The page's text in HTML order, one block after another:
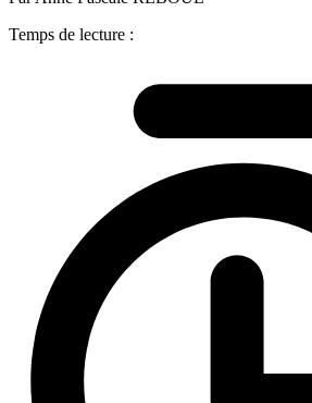
Temps de lecture :